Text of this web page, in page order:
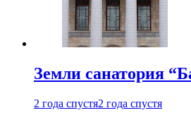
Земли санатория
2 года спустя2 года спустя